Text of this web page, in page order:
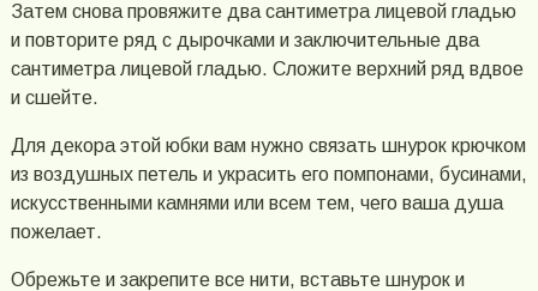
Затем снова провяжите два сантиметра лицевой гладью
и повторите ряд с дырочками и заключительные два
сантиметра лицевой гладью. Сложите верхний ряд вдвое
и сшейте.
Для декора этой юбки вам нужно связать шнурок крючком
из воздушных петель и украсить его помпонами, бусинами,
искусственными камнями или всем тем, чего ваша душа
пожелает.
Обрежьте и закрепите все нити, вставьте шнурок и